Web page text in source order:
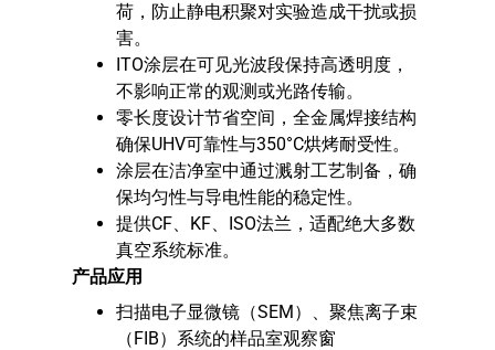
荷，防止静电积聚对实验造成干扰或损
害。
ITO涂层在可见光波段保持高透明度，
不影响正常的观测或光路传输。
零长度设计节省空间，全金属焊接结构
确保UHV可靠性与350°C烘烤耐受性。
涂层在洁净室中通过溅射工艺制备，确
保均匀性与导电性能的稳定性。
提供CF、KF、ISO法兰，适配绝大多数
真空系统标准。
产品应用
扫描电子显微镜（SEM）、聚焦离子束
（FIB）系统的样品室观察窗